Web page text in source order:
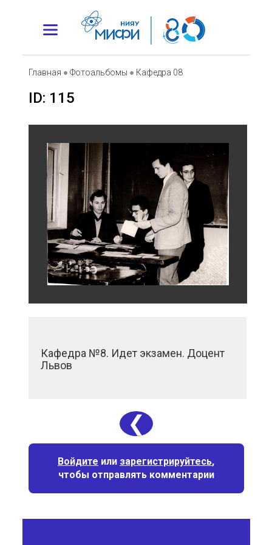
Главная ● Фотоальбомы ● Кафедра 08
ID: 115
Войдите или зарегистрируйтесь,
чтобы отправлять комментарии
Кафедра №8. Идет экзамен. Доцент
Львов
❮